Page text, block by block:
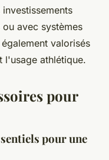
avec systèmes
valorisés
l'usage athlétique.
pour
pour une